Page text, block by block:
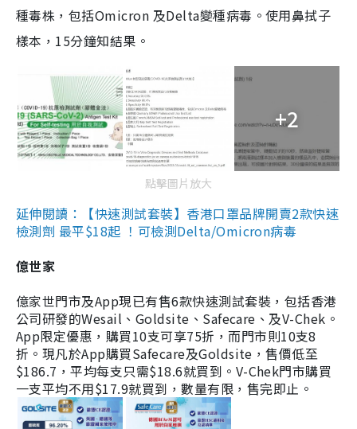
種毒株，包括Omicron 及Delta變種病毒。使用鼻拭子
樣本，15分鐘知結果。
+2
點擊圖片放大
延伸閱讀：【快速測試套裝】香港口罩品牌開賣2款快速
檢測劑 最平$18起 ！可檢測Delta/Omicron病毒
億世家
億家世門市及App現已有售6款快速測試套裝，包括香港
公司研發的Wesail、Goldsite、Safecare、及V-Chek。
App限定優惠，購買10支可享75折，而門市則10支8
折。現凡於App購買Safecare及Goldsite，售價低至
$186.7，平均每支只需$18.6就買到。V-Chek門市購買
一支平均不用$17.9就買到，數量有限，售完即止。